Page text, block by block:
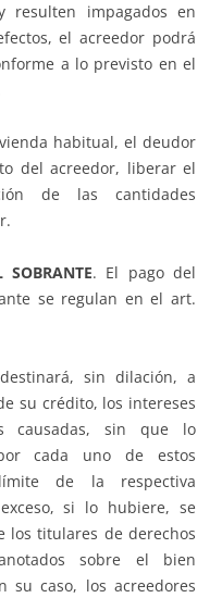
resulten impagados en
el acreedor podrá
a lo previsto en el
habitual, el deudor
del acreedor, liberar el
de las cantidades
. El pago del
se regulan en el art.
sin dilación, a
su crédito, los intereses
causadas, sin que lo
cada uno de estos
de la respectiva
si lo hubiere, se
los titulares de derechos
sobre el bien
su caso, los acreedores